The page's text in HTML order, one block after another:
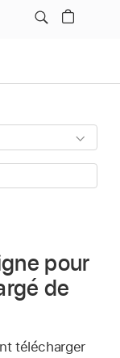
pour
de
télécharger